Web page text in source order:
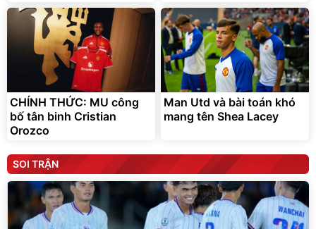
CHÍNH THỨC: MU công
bố tân binh Cristian
Orozco
Man Utd và bài toán khó
mang tên Shea Lacey
SOI TRẬN